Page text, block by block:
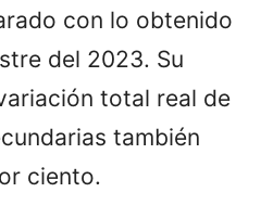
con lo obtenido
del 2023. Su
total real de
también
ciento.